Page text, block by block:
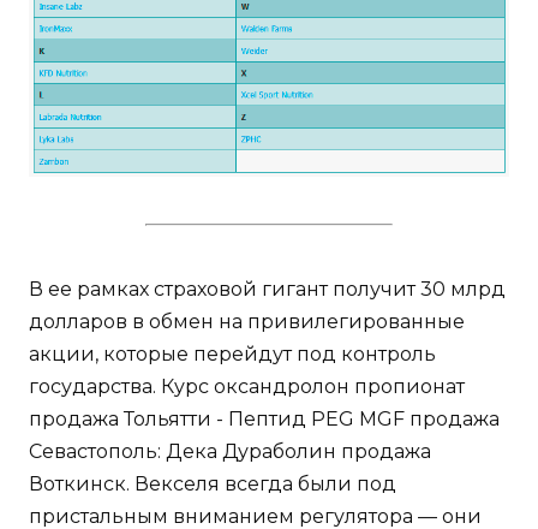
В ее рамках страховой гигант получит 30 млрд
долларов в обмен на привилегированные
акции, которые перейдут под контроль
государства. Курс оксандролон пропионат
продажа Тольятти - Пептид PEG MGF продажа
Севастополь: Дека Дураболин продажа
Воткинск. Векселя всегда были под
пристальным вниманием регулятора — они